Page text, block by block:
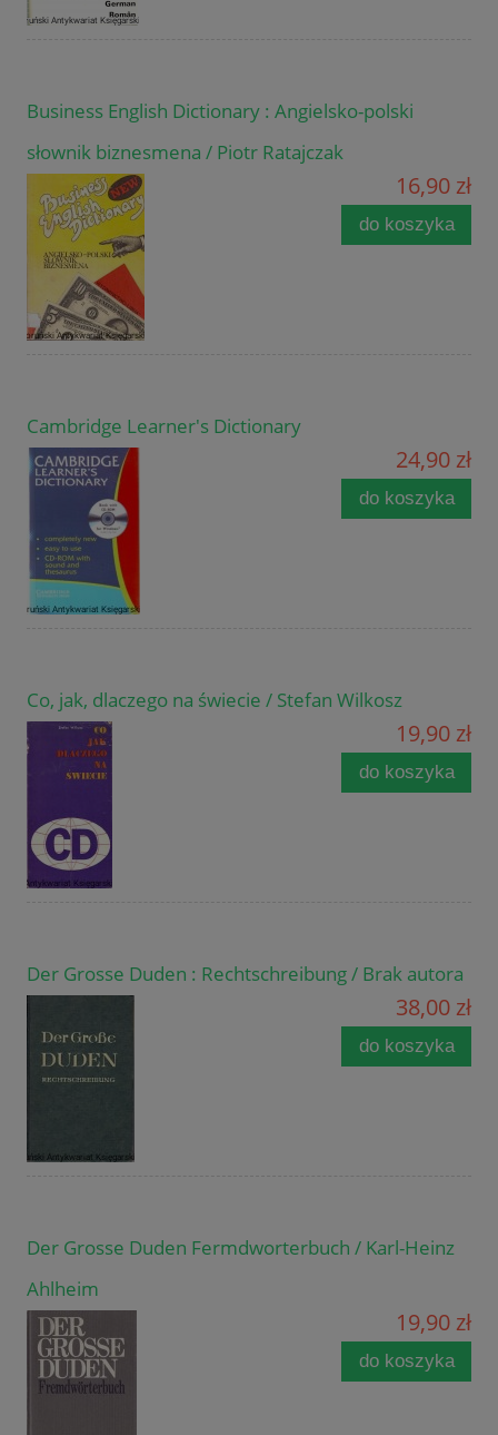
Business English Dictionary : Angielsko-polski
słownik biznesmena / Piotr Ratajczak
16,90 zł
do koszyka
Cambridge Learner's Dictionary
24,90 zł
do koszyka
Co, jak, dlaczego na świecie / Stefan Wilkosz
19,90 zł
do koszyka
Der Grosse Duden : Rechtschreibung / Brak autora
38,00 zł
do koszyka
Der Grosse Duden Fermdworterbuch / Karl-Heinz
Ahlheim
19,90 zł
do koszyka